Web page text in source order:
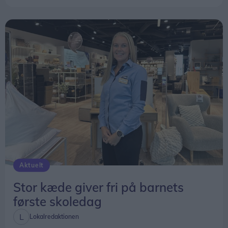
Her i sommerhalvåret er der en tur hver tirsdag
aften kl. 19, mens de ugentlige gåture i
vinterhalvåret er lørdag eftermiddag kl. 13.
På tirsdag 11. august er der en tur på Øland, og
tirsdag 18. august er der en tur på Gjøl.
Udover de ugentlige ture er der også heldags- og
flerdagsture. Eksempelvis er der på lørdag 15.
august en heldagstur til Tornby Plantage.
Aktuelt
Stor kæde giver fri på barnets
første skoledag
Lokalredaktionen